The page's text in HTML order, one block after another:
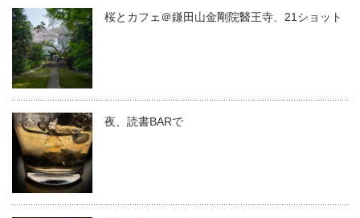
桜とカフェ＠鎌田山金剛院醫王寺、21ショット
夜、読書BARで